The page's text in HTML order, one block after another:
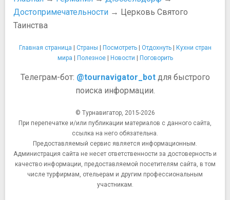
Бассейны и сауны
День Японии
Какие развлечения есть в Дюссельдорфе?
Какие экскурсии стоит посетить?
Праздники и карнавалы
Самая большая ярмарка на Рейне
Покупки
Tax Free в Германии
Когда распродажи в Германии
Что привезти из Германии?
Достопримечательности → Церковь Святого
Таинства
Главная страница | Страны | Посмотреть| Отдохнуть| Кухни стран
мира | Полезное| Новости | Поговорить
Телеграм-бот: @tournavigator_botдля быстрого
поиска информации.
© Турнавигатор, 2015-2026
При перепечатке и/или публикации материалов с данного сайта,
ссылка на него обязательна.
Предоставляемый сервис является информационным.
Администрация сайта не несет ответственности за достоверность и
качество информации, предоставляемой посетителям сайта, в том
числе турфирмам, отельерам и другим профессиональным
участникам.